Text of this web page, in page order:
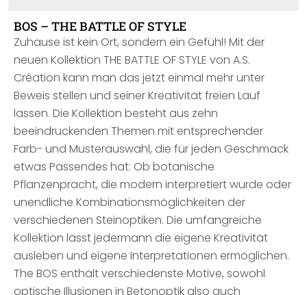
BOS – THE BATTLE OF STYLE
Zuhause ist kein Ort, sondern ein Gefühl! Mit der
neuen Kollektion THE BATTLE OF STYLE von A.S.
Création kann man das jetzt einmal mehr unter
Beweis stellen und seiner Kreativität freien Lauf
lassen. Die Kollektion besteht aus zehn
beeindruckenden Themen mit entsprechender
Farb- und Musterauswahl, die für jeden Geschmack
etwas Passendes hat: Ob botanische
Pflanzenpracht, die modern interpretiert wurde oder
unendliche Kombinationsmöglichkeiten der
verschiedenen Steinoptiken. Die umfangreiche
Kollektion lässt jedermann die eigene Kreativität
ausleben und eigene Interpretationen ermöglichen.
The BOS enthält verschiedenste Motive, sowohl
optische Illusionen in Betonoptik also auch